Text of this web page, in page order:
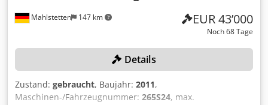
Mahlstetten 147 km EUR 43’000
Noch 68 Tage
Details
Zustand: gebraucht, Baujahr: 2011,
Maschinen-/Fahrzeugnummer: 265S24, max.